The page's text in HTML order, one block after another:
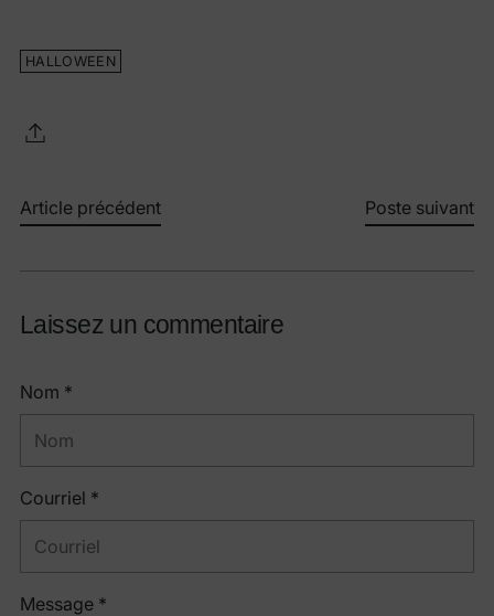
HALLOWEEN
Article précédent Poste suivant
Laissez un commentaire
Nom *
Courriel *
Message *